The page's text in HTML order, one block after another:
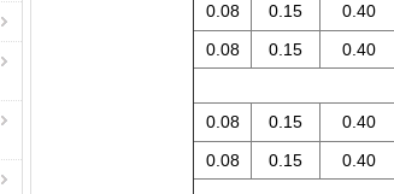
0.40
0.15
0.08
0.40
0.15
0.08
0.40
0.15
0.08
0.40
0.15
0.08